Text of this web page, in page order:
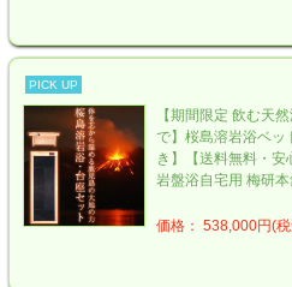
PICK UP
【期間限定 飲む天
で】桜島溶岩浴ベッ
き】【送料無料・安
岩盤浴自宅用 梅研
価格： 538,000円(